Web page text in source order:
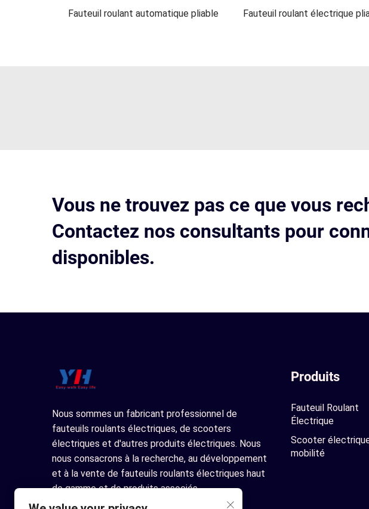
Fauteuil roulant automatique pliable
Fauteuil roulant électrique
Vous ne trouvez pas ce que vous
Contactez nos consultants pour
disponibles.
Nous sommes un fabricant professionnel de
fauteuils roulants électriques, de scooters
électriques et d'autres produits électriques. Nous
nous consacrons à la recherche, au développement
et à la vente de fauteuils roulants électriques haut
de gamme et de produits associés.
Produits
Fauteuil Roulant
Électrique
Scooter
mobilité